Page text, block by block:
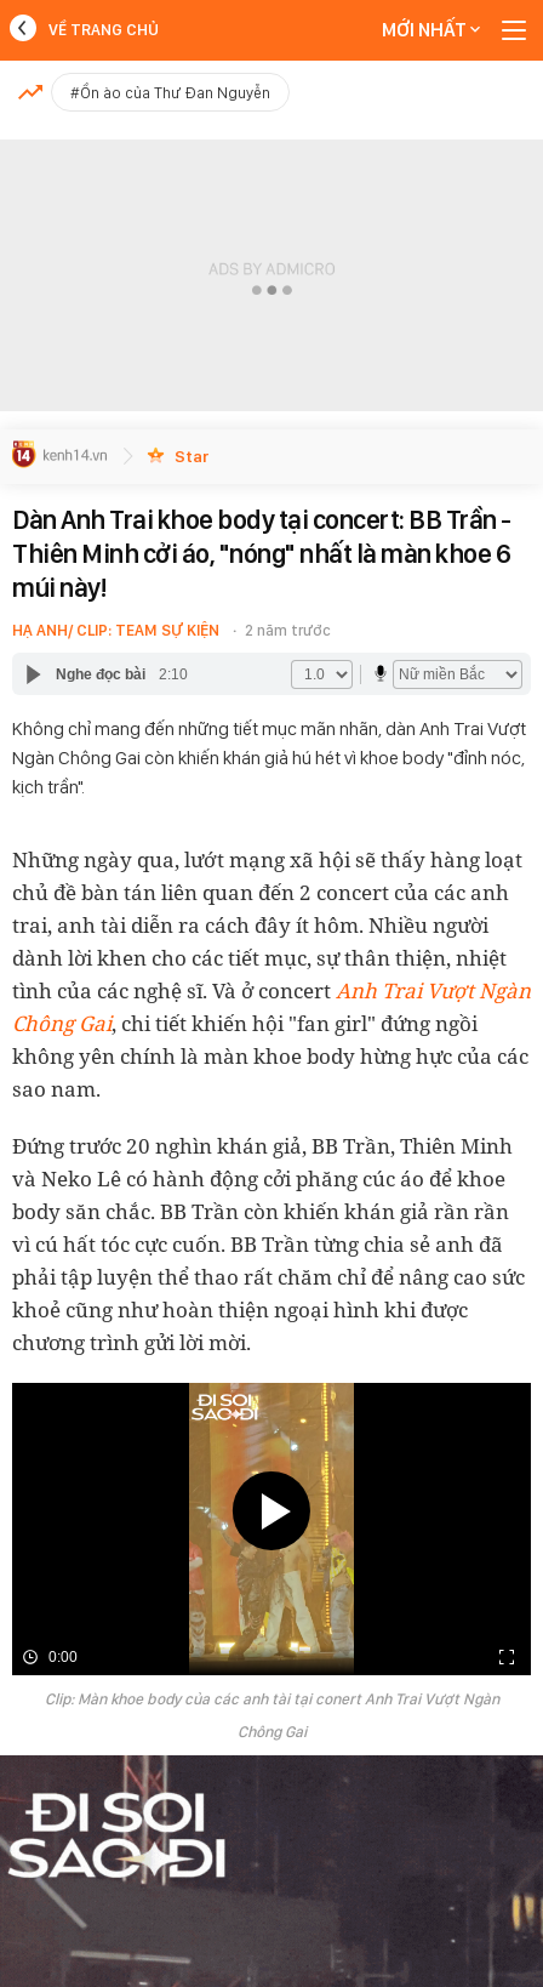
MỚI NHẤT
VỀ TRANG CHỦ MỚI NHẤT
#Ồn ào của Thư Đan Nguyễn
Star
Dàn Anh Trai khoe body tại concert: BB Trần -
Thiên Minh cởi áo, "nóng" nhất là màn khoe 6
múi này!
HẠ ANH/ CLIP: TEAM SỰ KIỆN 2 năm trước
Nghe đọc bài 2:10
Không chỉ mang đến những tiết mục mãn nhãn, dàn Anh Trai Vượt
Ngàn Chông Gai còn khiến khán giả hú hét vì khoe body "đỉnh nóc,
kịch trần".
Những ngày qua, lướt mạng xã hội sẽ thấy hàng loạt
chủ đề bàn tán liên quan đến 2 concert của các anh
trai, anh tài diễn ra cách đây ít hôm. Nhiều người
dành lời khen cho các tiết mục, sự thân thiện, nhiệt
tình của các nghệ sĩ. Và ở concertAnh Trai Vượt Ngàn
Chông Gai, chi tiết khiến hội "fan girl" đứng ngồi
không yên chính là màn khoe body hừng hực của các
sao nam.
Đứng trước 20 nghìn khán giả, BB Trần, Thiên Minh
và Neko Lê có hành động cởi phăng cúc áo để khoe
body săn chắc. BB Trần còn khiến khán giả rần rần
vì cú hất tóc cực cuốn. BB Trần từng chia sẻ anh đã
phải tập luyện thể thao rất chăm chỉ để nâng cao sức
khoẻ cũng như hoàn thiện ngoại hình khi được
chương trình gửi lời mời.
0:00
Clip: Màn khoe body của các anh tài tại conert Anh Trai Vượt Ngàn
Chông Gai